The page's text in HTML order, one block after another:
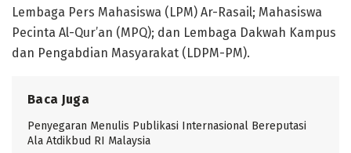
Lembaga Pers Mahasiswa (LPM) Ar-Rasail; Mahasiswa
Pecinta Al-Qur’an (MPQ); dan Lembaga Dakwah Kampus
dan Pengabdian Masyarakat (LDPM-PM).
Baca Juga
Penyegaran Menulis Publikasi Internasional Bereputasi
Ala Atdikbud RI Malaysia